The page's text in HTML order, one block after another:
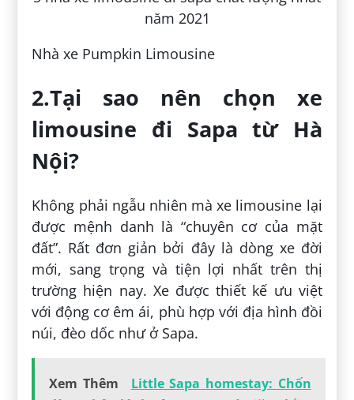
Nhà xe Pumpkin Limousine
2.Tại sao nên chọn xe
limousine đi Sapa từ Hà
Nội?
Không phải ngẫu nhiên mà xe limousine lại
được mệnh danh là “chuyên cơ của mặt
đất”. Rất đơn giản bởi đây là dòng xe đời
mới, sang trọng và tiện lợi nhất trên thị
trường hiện nay. Xe được thiết kế ưu việt
với động cơ êm ái, phù hợp với địa hình đồi
núi, đèo dốc như ở Sapa.
Xem Thêm
Little Sapa homestay: Chốn